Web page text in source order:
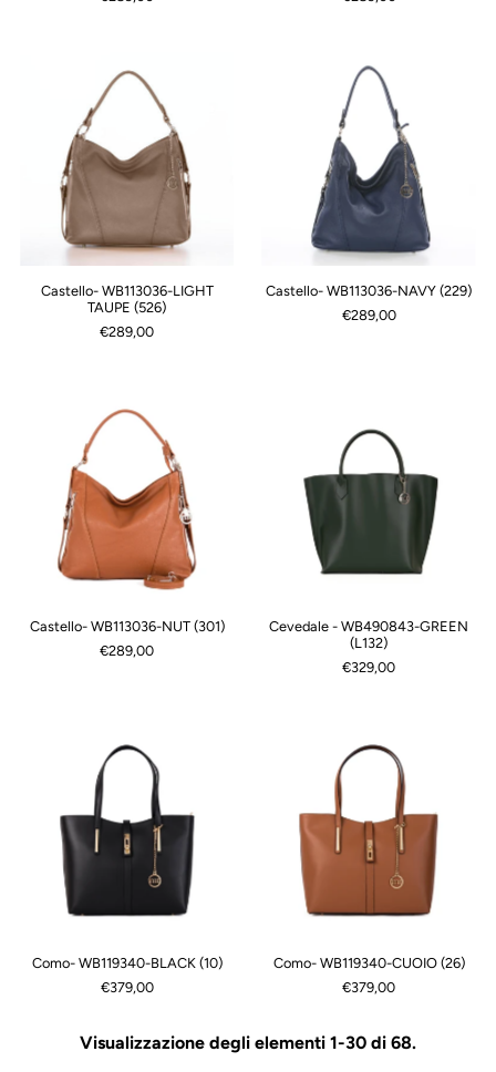
Castello- WB113036-LIGHT
TAUPE (526)
€289,00
Castello- WB113036-NAVY (229)
€289,00
Castello- WB113036-NUT (301)
€289,00
Cevedale - WB490843-GREEN
(L132)
€329,00
Como- WB119340-BLACK (10)
€379,00
Como- WB119340-CUOIO (26)
€379,00
Visualizzazione degli elementi 1-30 di 68.